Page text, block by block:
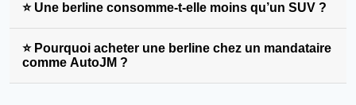
⭐ Une berline consomme-t-elle moins qu’un SUV ?
⭐ Pourquoi acheter une berline chez un mandataire
comme AutoJM ?